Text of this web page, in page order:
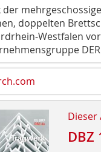
der
doppelten
Westfalen
Dieser
DBZ